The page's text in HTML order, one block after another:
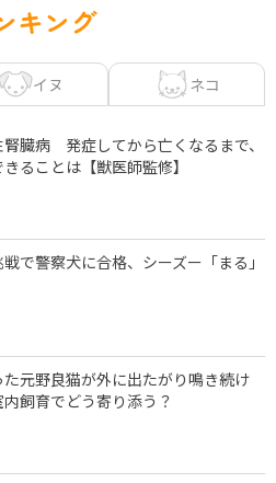
キング
イヌ ネコ
臓病 発症してから亡くなるまで、
ることは【獣医師監修】
で警察犬に合格、シーズー「まる」
た元野良猫が外に出たがり鳴き続け
飼育でどう寄り添う？